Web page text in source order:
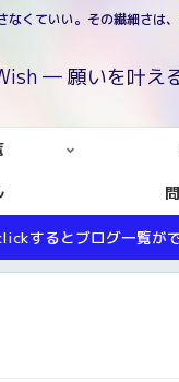
なくていい。その繊細さは
― 願いを叶え
するとブログ一覧が